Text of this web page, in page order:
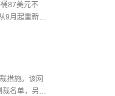
87美元不
9月起重新进
应足以抵消
非欧佩克供
）
措施。该网
名单，另有